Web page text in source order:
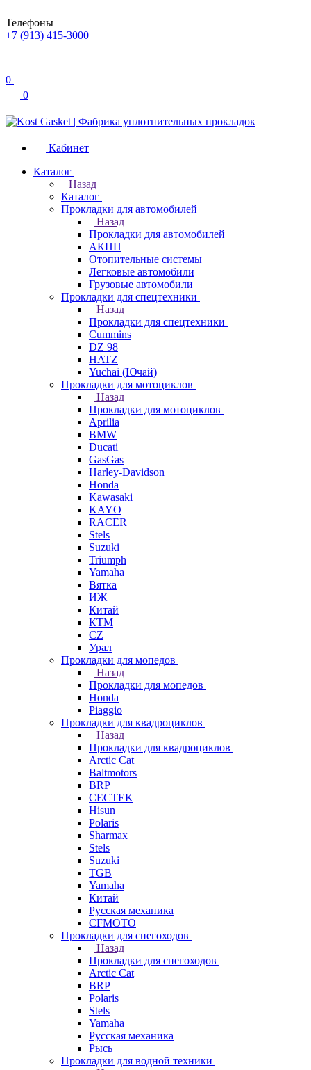
Телефоны
+7 (913) 415-3000
0
0
Кабинет
Каталог
Назад
Каталог
Прокладки для автомобилей
Назад
Прокладки для автомобилей
АКПП
Отопительные системы
Легковые автомобили
Грузовые автомобили
Прокладки для спецтехники
Назад
Прокладки для спецтехники
Cummins
DZ 98
HATZ
Yuchai (Ючай)
Прокладки для мотоциклов
Назад
Прокладки для мотоциклов
Aprilia
BMW
Ducati
GasGas
Harley-Davidson
Honda
Kawasaki
KAYO
RACER
Stels
Suzuki
Triumph
Yamaha
Вятка
ИЖ
Китай
КТМ
СZ
Урал
Прокладки для мопедов
Назад
Прокладки для мопедов
Honda
Piaggio
Прокладки для квадроциклов
Назад
Прокладки для квадроциклов
Arctic Cat
Baltmotors
BRP
CECTEK
Hisun
Polaris
Sharmax
Stels
Suzuki
TGB
Yamaha
Китай
Русская механика
СFMOTO
Прокладки для снегоходов
Назад
Прокладки для снегоходов
Arctic Cat
BRP
Polaris
Stels
Yamaha
Русская механика
Рысь
Прокладки для водной техники